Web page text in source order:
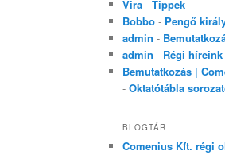
Vira - Tippek
Bobbo - Pengő
admin -
admin - Régi híreink
Bemutatkozás |
- Oktatótábla
BLOGTÁR
Comenius Kft. régi